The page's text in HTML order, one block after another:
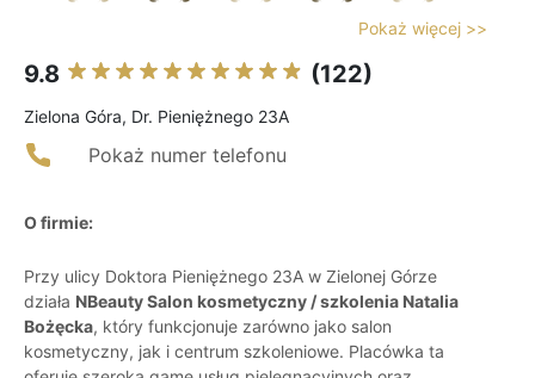
Pokaż więcej >>
9.8 (122)
Zielona Góra, Dr. Pieniężnego 23A
Pokaż numer telefonu
O firmie:
Przy ulicy Doktora Pieniężnego 23A w Zielonej Górze
działa NBeauty Salon kosmetyczny / szkolenia Natalia
Bożęcka, który funkcjonuje zarówno jako salon
kosmetyczny, jak i centrum szkoleniowe. Placówka ta